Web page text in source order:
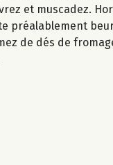
et muscadez.
préalablement
de dés de